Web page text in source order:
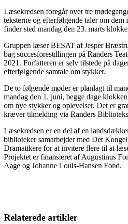
Læsekredsen foregår over tre
teksterne og efterfølgende taler om
finder sted mandag den 23. marts
Gruppen læser BESAT af Jesper
bag succesforestillingen på Randers
2021. Forfatteren er selv tilstede på
efterfølgende samtale om stykket.
De to følgende møder er planlagt til
mandag den 1. juni, begge dage
om nye stykker og oplevelser. Det er
kræver tilmelding via Randers
Læsekredsen er en del af en
biblioteker samarbejder med Det
Dramatikere for at invitere flere til at
Projektet er finansieret af Augustinus
Aage og Johanne Louis-Hansen Fond.
Relaterede artikler